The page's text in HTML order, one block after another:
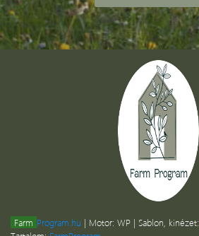
Farm Program.hu | Motor: WP | Sablon, kinézet: